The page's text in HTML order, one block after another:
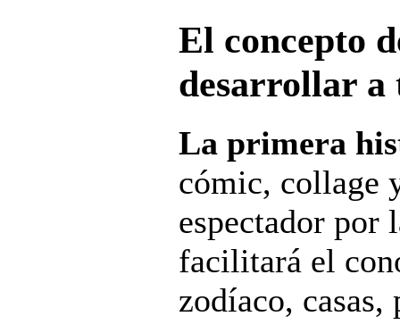
El concepto
desarrollar a
La primera
cómic, collage
espectador por
facilitará el
zodíaco, casas,